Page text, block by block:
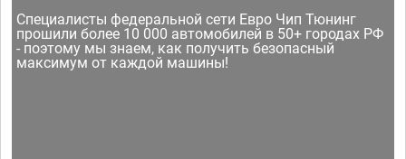
Специалисты федеральной сети Евро Чип Тюнинг
прошили более 10 000 автомобилей в 50+ городах РФ
- поэтому мы знаем, как получить безопасный
максимум от каждой машины!